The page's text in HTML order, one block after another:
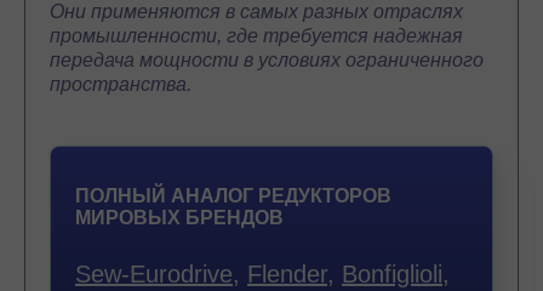
Они применяются в самых разных отраслях
промышленности, где требуется надежная
передача мощности в условиях ограниченного
пространства.
ПОЛНЫЙ АНАЛОГ РЕДУКТОРОВ
МИРОВЫХ БРЕНДОВ
Sew-Eurodrive, Flender, Bonfiglioli,